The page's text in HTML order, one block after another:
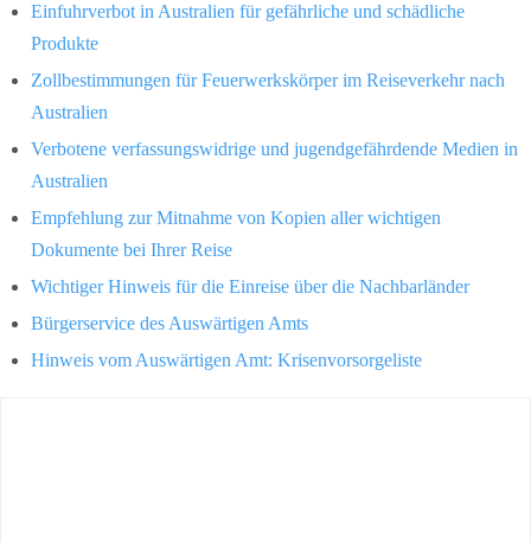
Einfuhrverbot in Australien für gefährliche und schädliche
Produkte
Zollbestimmungen für Feuerwerkskörper im Reiseverkehr nach
Australien
Verbotene verfassungswidrige und jugendgefährdende Medien in
Australien
Empfehlung zur Mitnahme von Kopien aller wichtigen
Dokumente bei Ihrer Reise
Wichtiger Hinweis für die Einreise über die Nachbarländer
Bürgerservice des Auswärtigen Amts
Hinweis vom Auswärtigen Amt: Krisenvorsorgeliste